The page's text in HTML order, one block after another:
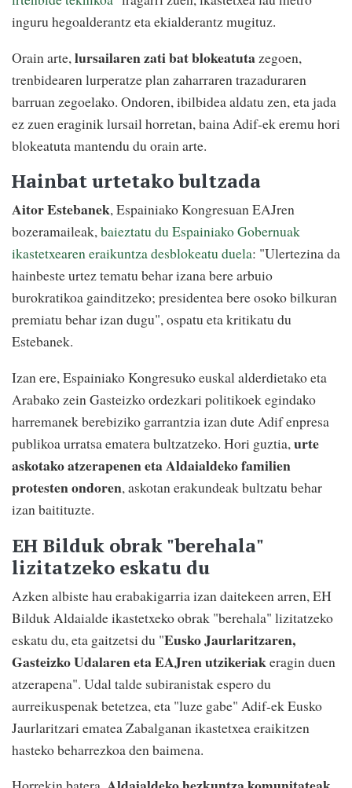
inguru hegoalderantz eta ekialderantz mugituz.
Orain arte,lursailaren zati bat blokeatutazegoen,
trenbidearen lurperatze plan zaharraren trazaduraren
barruan zegoelako. Ondoren, ibilbidea aldatu zen, eta jada
ez zuen eraginik lursail horretan, baina Adif-ek eremu hori
blokeatuta mantendu du orain arte.
Hainbat urtetako bultzada
Aitor Estebanek, Espainiako Kongresuan EAJren
bozeramaileak,baieztatu du Espainiako Gobernuak
ikastetxearen eraikuntza desblokeatu duela: "Ulertezina da
hainbeste urtez tematu behar izana bere arbuio
burokratikoa gainditzeko; presidentea bere osoko bilkuran
premiatu behar izan dugu", ospatu eta kritikatu du
Estebanek.
Izan ere, Espainiako Kongresuko euskal alderdietako eta
Arabako zein Gasteizko ordezkari politikoek egindako
harremanek berebiziko garrantzia izan dute Adif enpresa
publikoa urratsa ematera bultzatzeko. Hori guztia,urte
askotako atzerapenen eta Aldaialdeko familien
protesten ondoren, askotan erakundeak bultzatu behar
izan baitituzte.
EH Bilduk obrak "berehala"
lizitatzeko eskatu du
Azken albiste hau erabakigarria izan daitekeen arren, EH
Bilduk Aldaialde ikastetxeko obrak "berehala" lizitatzeko
eskatu du, eta gaitzetsi du "Eusko Jaurlaritzaren,
Gasteizko Udalaren eta EAJren utzikeriakeragin duen
atzerapena". Udal talde subiranistak espero du
aurreikuspenak betetzea, eta "luze gabe" Adif-ek Eusko
Jaurlaritzari ematea Zabalganan ikastetxea eraikitzen
hasteko beharrezkoa den baimena.